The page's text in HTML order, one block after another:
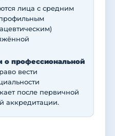
лица с средним
о профессиональной
вести
после первичной
аккредитации.